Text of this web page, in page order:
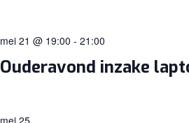
Ouderavond inzake
mei 21 @ 19:00 - 21:00